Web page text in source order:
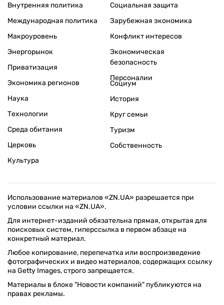
Внутренняя политика
Международная политика
Макроуровень
Энергорынок
Приватизация
Экономика регионов
Социальная защита
Зарубежная экономика
Конфликт интересов
Экономическая
безопасность
Персоналии
Наука
Технологии
Среда обитания
Церковь
Культура
Социум
История
Круг семьи
Туризм
Собственность
Использование материалов «ZN.UA» разрешается при
условии ссылки на «ZN.UA».
Для интернет-изданий обязательна прямая, открытая для
поисковых систем, гиперссылка в первом абзаце на
конкретный материал.
Любое копирование, перепечатка или воспроизведение
фотографических и видео материалов, содержащих ссылку
на Getty Images, строго запрещается.
Материалы в блоке "Новости компаний" публикуются на
правах рекламы.